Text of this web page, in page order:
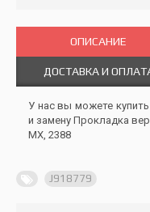
ОПИСАНИЕ
ДОСТАВКА И
У нас вы можете
и замену Прокладка
MX, 2388
J918779